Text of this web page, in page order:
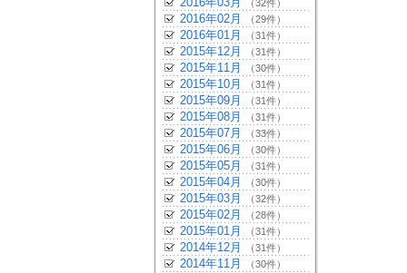
（32件）
2016年02月 （29件）
2016年01月 （31件）
2015年12月 （31件）
2015年11月 （30件）
2015年10月 （31件）
2015年09月 （31件）
2015年08月 （31件）
2015年07月 （33件）
2015年06月 （30件）
2015年05月 （31件）
2015年04月 （30件）
2015年03月 （32件）
2015年02月 （28件）
2015年01月 （31件）
2014年12月 （31件）
2014年11月 （30件）